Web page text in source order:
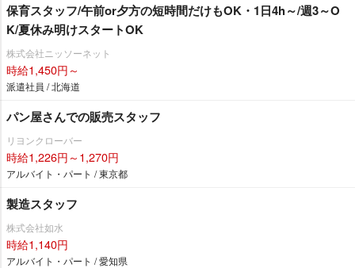
保育スタッフ/午前or夕方の短時間だけもOK・1日4h～/週3～O
K/夏休み明けスタートOK
株式会社ニッソーネット
時給1,450円～
派遣社員 / 北海道
パン屋さんでの販売スタッフ
リヨンクローバー
時給1,226円～1,270円
アルバイト・パート / 東京都
製造スタッフ
株式会社如水
時給1,140円
アルバイト・パート / 愛知県